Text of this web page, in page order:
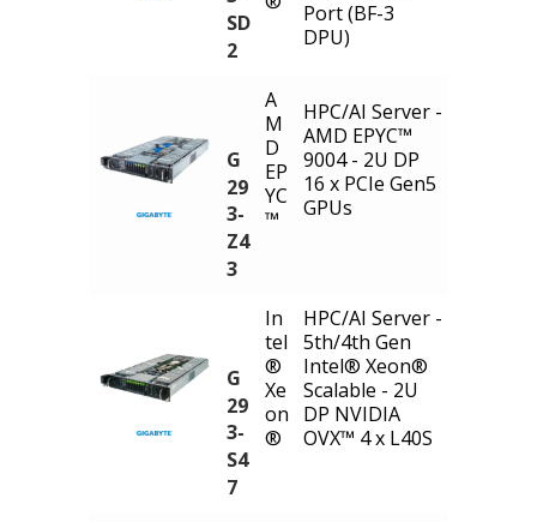
SD
2
Port (BF-3
DPU)
G
29
3-
Z4
3
A
M
D
EP
YC
™
HPC/AI Server -
AMD EPYC™
9004 - 2U DP
16 x PCIe Gen5
GPUs
G
29
3-
S4
7
In
tel
®
Xe
on
®
HPC/AI Server -
5th/4th Gen
Intel® Xeon®
Scalable - 2U
DP NVIDIA
OVX™ 4 x L40S